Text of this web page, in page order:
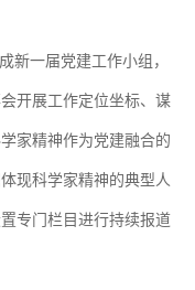
新一届党建工作小组，
开展工作定位坐标、谋
家精神作为党建融合的
现科学家精神的典型人
专门栏目进行持续报道